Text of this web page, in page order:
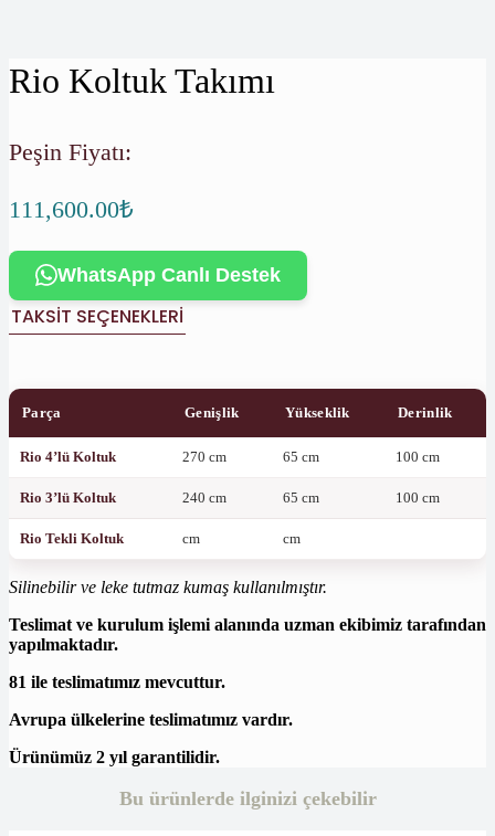
Rio Koltuk Takımı
Peşin Fiyatı:
111,600.00₺
WhatsApp Canlı Destek
TAKSIT SEÇENEKLERI
Parça Genişlik Yükseklik Derinlik
Rio 4’lü Koltuk 270 cm 65 cm 100 cm
Rio 3’lü Koltuk 240 cm 65 cm 100 cm
Rio Tekli Koltuk cm cm
Silinebilir ve leke tutmaz kumaş kullanılmıştır.
Teslimat ve kurulum işlemi alanında uzman ekibimiz tarafından
yapılmaktadır.
81 ile teslimatımız mevcuttur.
Avrupa ülkelerine teslimatımız vardır.
Ürünümüz 2 yıl garantilidir.
Bu ürünlerde ilginizi çekebilir